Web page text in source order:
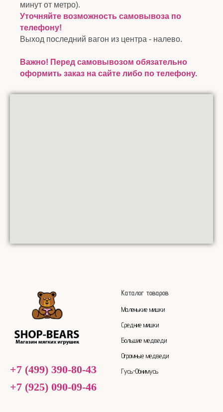
минут от метро).
Уточняйте возможность самовывоза по
телефону!
Выход последний вагон из центра - налево.
Важно! Перед самовывозом обязательно
оформить заказ на сайте либо по телефону.
+7 (499) 390-80-43
+7 (925) 090-09-46
Каталог товаров
Маленькие мишки
Средние мишки
Большие медведи
Огромные медведи
Гусь-Обнимусь